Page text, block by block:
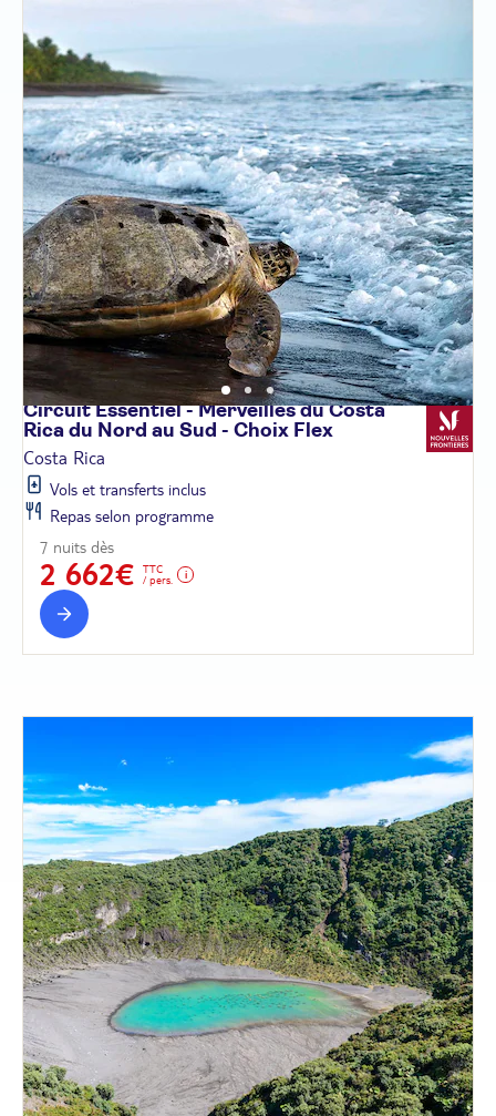
Circuit Essentiel - Merveilles du Costa
Rica du Nord au Sud - Choix Flex
Costa Rica
Vols et transferts inclus
Repas selon programme
7 nuits dès
2 662€
TTC
/ pers.